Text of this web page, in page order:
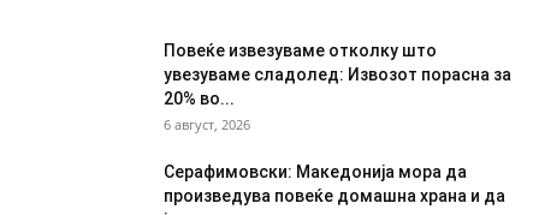
Повеќе извезуваме отколку што
увезуваме сладолед: Извозот порасна за
20% во...
6 август, 2026
Серафимовски: Македонија мора да
произведува повеќе домашна храна и да